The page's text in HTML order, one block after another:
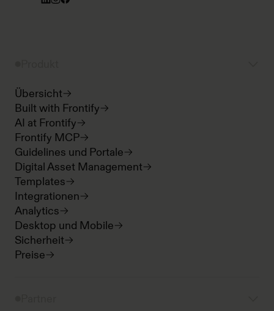
Übersicht
Built with Frontify
AI at Frontify
Frontify MCP
Guidelines und Portale
Digital Asset Management
Templates
Integrationen
Analytics
Desktop und Mobile
Sicherheit
Preise